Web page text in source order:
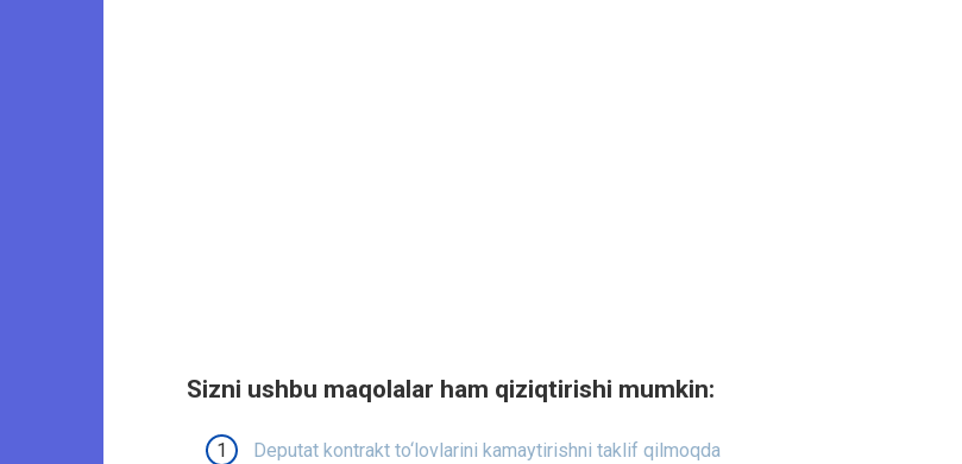
Sizni ushbu maqolalar ham qiziqtirishi mumkin:
Deputat kontrakt to‘lovlarini kamaytirishni taklif qilmoqda